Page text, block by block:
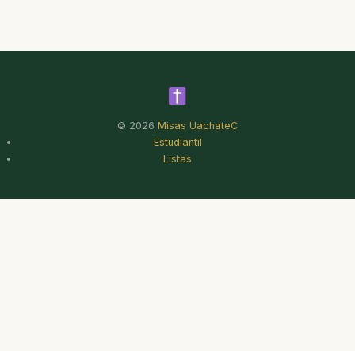
© 2026 Misas UachateC
Estudiantil
Listas